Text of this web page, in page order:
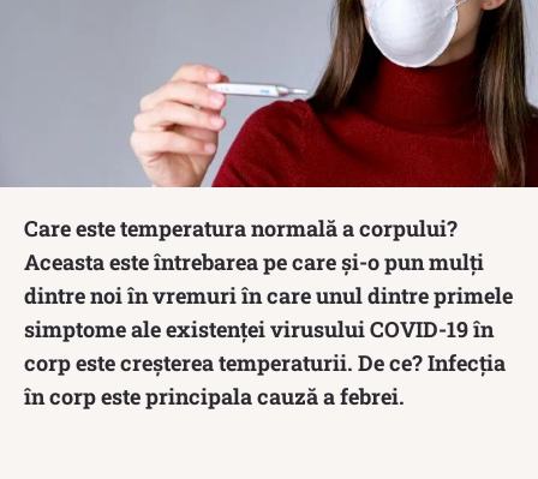
Care este temperatura normală a corpului?
Aceasta este întrebarea pe care și-o pun mulți
dintre noi în vremuri în care unul dintre primele
simptome ale existenței virusului COVID-19 în
corp este creșterea temperaturii. De ce? Infecția
în corp este principala cauză a febrei.